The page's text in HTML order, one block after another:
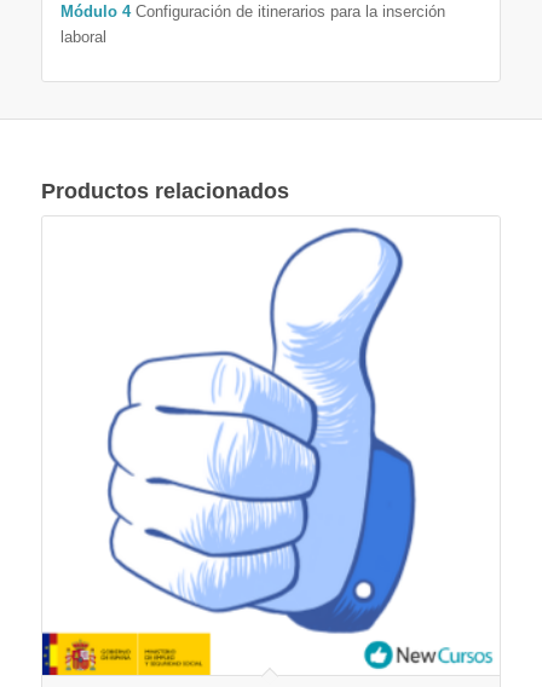
Módulo 4Configuración de itinerarios para la inserción
laboral
Productos relacionados